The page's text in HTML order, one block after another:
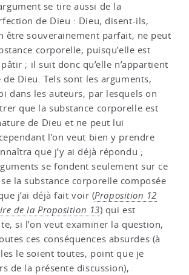
se tire aussi de la
de Dieu : Dieu, disent-ils,
être souverainement parfait, ne peut
corporelle, puisqu’elle est
; il suit donc qu’elle n’appartient
de Dieu. Tels sont les arguments,
dans les auteurs, par lesquels on
que la substance corporelle est
de Dieu et ne peut lui
l’on veut bien y prendre
que j’y ai déjà répondu ;
se fondent seulement sur ce
la substance corporelle composée
j’ai déjà fait voir (Proposition 12
de la Proposition 13) qui est
si l’on veut examiner la question,
ces conséquences absurdes (à
le soient toutes, point que je
de la présente discussion),